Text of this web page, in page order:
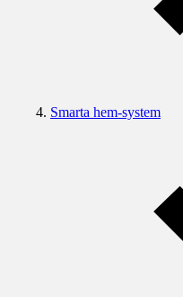
Smarta hem-system